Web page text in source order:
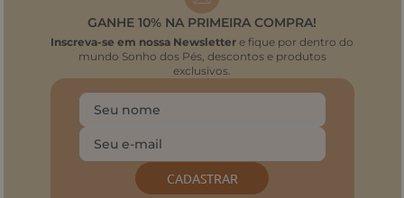
GANHE 10% NA PRIMEIRA COMPRA!
Inscreva-se em nossa Newsletter e fique por dentro do
mundo Sonho dos Pés, descontos e produtos
exclusivos.
CADASTRAR